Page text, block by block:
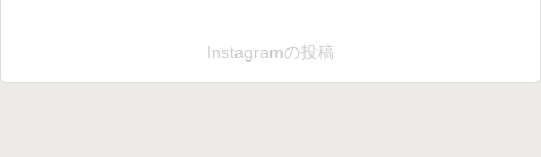
Instagramの投稿